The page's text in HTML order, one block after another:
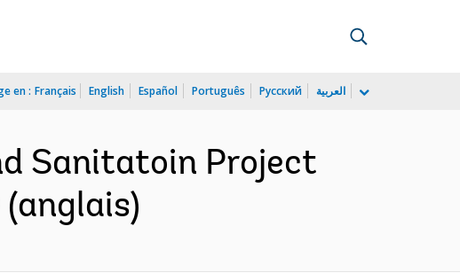
en : Français English Español Português Русский العربية
Sanitatoin Project